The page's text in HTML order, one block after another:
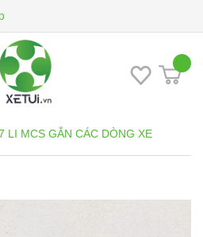
LI MCS GẮN CÁC DÒNG XE